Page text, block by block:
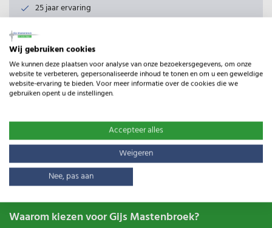
25 jaar ervaring
Productomschrijving
Dit bordje moet wettelijk verplicht om de 50 meter aan een
elektrische afrastering worden bevestigd op plaatsen waar
de afrastering grenst aan de openbare weg.
Specificaties
Type:
EU Waarschuwingsbordje
Gewicht:
0.08kg
Waarom kiezen voor Gijs Mastenbroek?
Wij gebruiken cookies
We kunnen deze plaatsen voor analyse van onze bezoekersgegevens, om onze
website te verbeteren, gepersonaliseerde inhoud te tonen en om u een geweldige
website-ervaring te bieden. Voor meer informatie over de cookies die we
gebruiken opent u de instellingen.
Accepteer alles
Weigeren
Nee, pas aan